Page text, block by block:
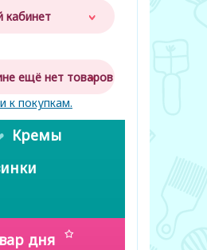
кабинет
ещё нет товаров
к покупкам.
Кремы
дня